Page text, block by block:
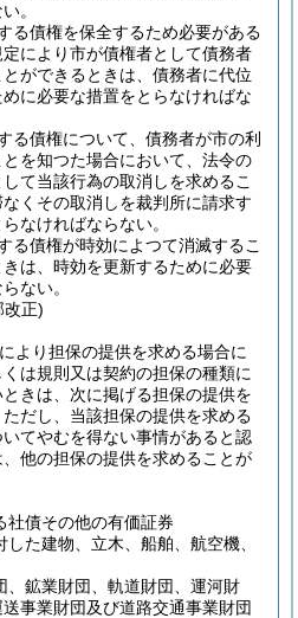
。
る債権を保全するため必要がある
により市が債権者として債務者
ができるときは、債務者に代位
に必要な措置をとらなければな
る債権について、債務者が市の利
を知つた場合において、法令の
て当該行為の取消しを求めるこ
くその取消しを裁判所に請求す
なければならない。
る債権が時効によつて消滅するこ
は、時効を更新するために必要
ない。
改正)
より担保の提供を求める場合に
は規則又は契約の担保の種類に
きは、次に掲げる担保の提供を
ただし、当該担保の提供を求める
てやむを得ない事情があると認
他の担保の提供を求めることが
社債その他の有価証券
た建物、立木、船舶、航空機、
、鉱業財団、軌道財団、運河財
事業財団及び道路交通事業財団